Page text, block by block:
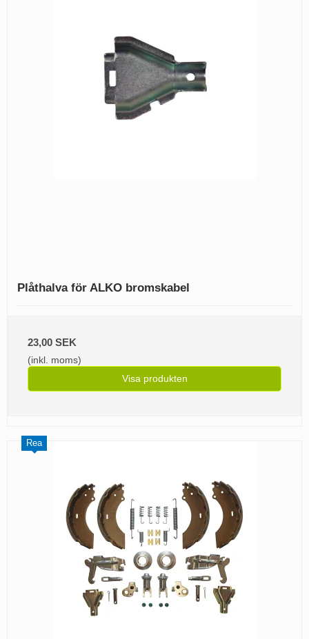
Plåthalva för ALKO bromskabel
23,00 SEK
(inkl. moms)
Visa produkten
Rea